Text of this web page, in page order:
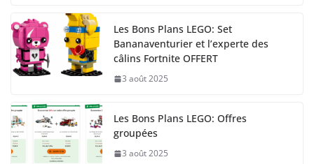
Les Bons Plans LEGO: Set
Bananaventurier et l’experte des
câlins Fortnite OFFERT
3 août 2025
Les Bons Plans LEGO: Offres
groupées
3 août 2025